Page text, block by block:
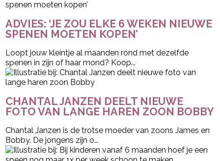
ADVIES: ‘JE ZOU ELKE 6 WEKEN NIEUWE
SPENEN MOETEN KOPEN’
Loopt jouw kleintje al maanden rond met dezelfde
spenen in zijn of haar mond? Koop...
CHANTAL JANZEN DEELT NIEUWE
FOTO VAN LANGE HAREN ZOON BOBBY
Chantal Janzen is de trotse moeder van zoons James en
Bobby. De jongens zijn o...